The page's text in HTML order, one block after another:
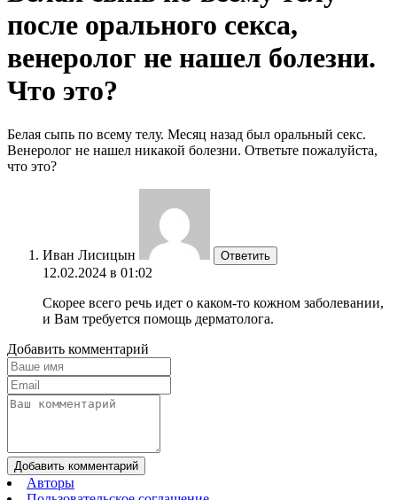
после орального секса,
венеролог не нашел болезни.
Что это?
Белая сыпь по всему телу. Месяц назад был оральный секс.
Венеролог не нашел никакой болезни. Ответьте пожалуйста,
что это?
Иван Лисицын Ответить
12.02.2024 в 01:02
Скорее всего речь идет о каком-то кожном заболевании,
и Вам требуется помощь дерматолога.
Добавить комментарий
Добавить комментарий
Авторы